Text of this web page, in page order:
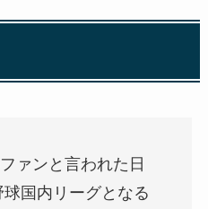
ァンと言われた日
国内リーグとなる